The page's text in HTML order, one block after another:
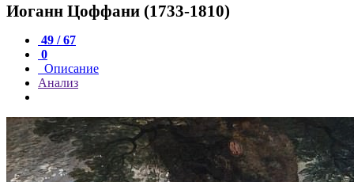
Иоганн Цоффани (1733-1810)
49 / 67
0
Описание
Анализ